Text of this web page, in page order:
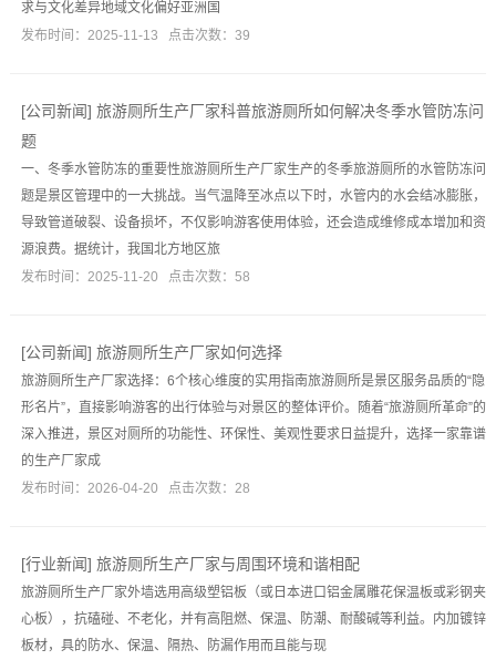
求与文化差异地域文化偏好亚洲国
发布时间：2025-11-13 点击次数：39
[公司新闻] 旅游厕所生产厂家科普旅游厕所如何解决冬季水管防冻问
题
一、冬季水管防冻的重要性旅游厕所生产厂家生产的冬季旅游厕所的水管防冻问
题是景区管理中的一大挑战。当气温降至冰点以下时，水管内的水会结冰膨胀，
导致管道破裂、设备损坏，不仅影响游客使用体验，还会造成维修成本增加和资
源浪费。据统计，我国北方地区旅
发布时间：2025-11-20 点击次数：58
[公司新闻] 旅游厕所生产厂家如何选择
旅游厕所生产厂家选择：6个核心维度的实用指南旅游厕所是景区服务品质的“隐
形名片”，直接影响游客的出行体验与对景区的整体评价。随着“旅游厕所革命”的
深入推进，景区对厕所的功能性、环保性、美观性要求日益提升，选择一家靠谱
的生产厂家成
发布时间：2026-04-20 点击次数：28
[行业新闻] 旅游厕所生产厂家与周围环境和谐相配
旅游厕所生产厂家外墙选用高级塑铝板（或日本进口铝金属雕花保温板或彩钢夹
心板），抗磕碰、不老化，并有高阻燃、保温、防潮、耐酸碱等利益。内加镀锌
板材，具的防水、保温、隔热、防漏作用而且能与现